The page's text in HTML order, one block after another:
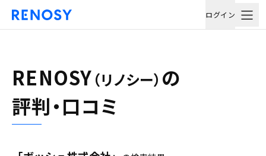
ログイン
RENOSY （リノシー） の
評判・口コミ